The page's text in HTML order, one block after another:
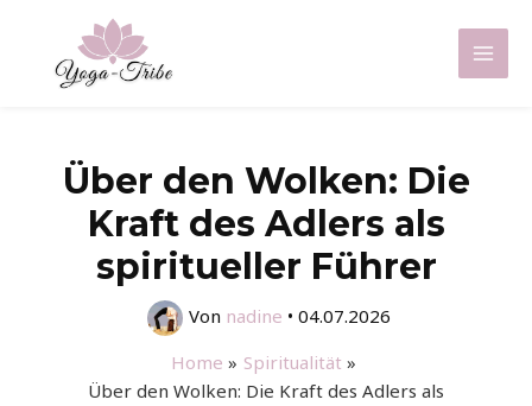
springen
Main
Über den Wolken: Die
Kraft des Adlers als
spiritueller Führer
Von nadine • 04.07.2026
Home
Spiritualität
Über den Wolken: Die Kraft des Adlers als